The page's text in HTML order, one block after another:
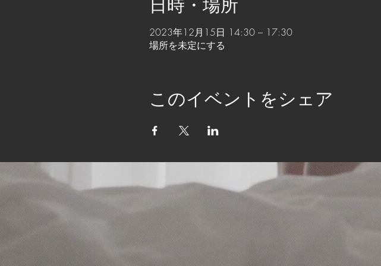
日時・場所
2023年12月15日 14:30 – 17:30
場所を未定にする
このイベントをシェア